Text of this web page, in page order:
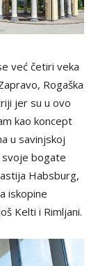
već četiri veka
Rogaška
jer su u ovo
kao koncept
u savinjskoj
svoje bogate
Habsburg,
iskopine
Kelti i Rimljani.